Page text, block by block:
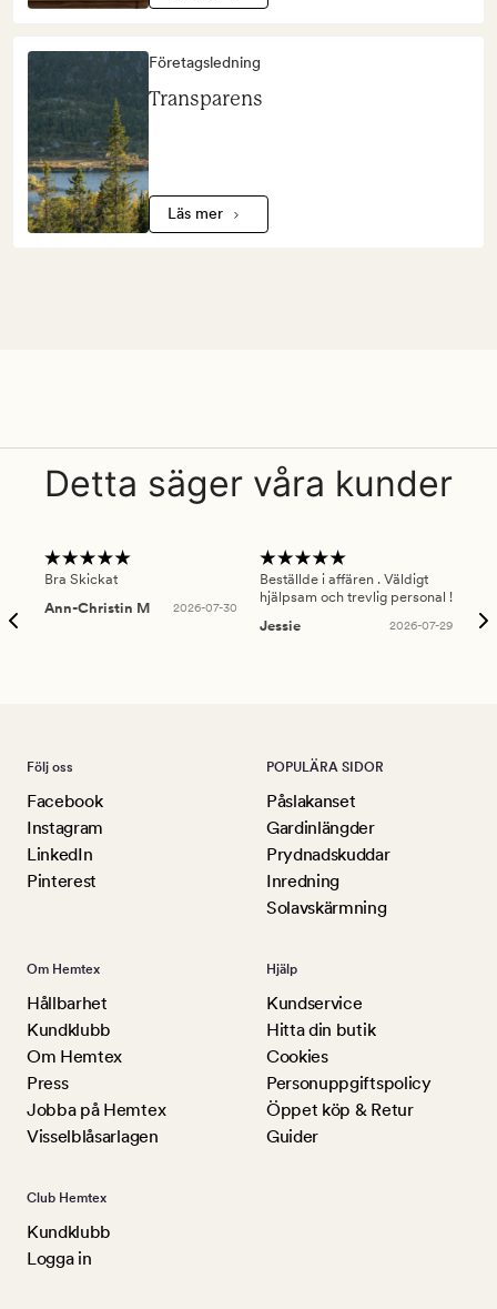
Företagsledning
Transparens
Läs mer
Detta säger våra kunder
Bra Skickat
Ann-Christin M
2026-07-30
Beställde i affären . Väldigt
hjälpsam och trevlig personal !
Jessie
2026-07-29
Följ oss
Facebook
Instagram
LinkedIn
Pinterest
POPULÄRA SIDOR
Påslakanset
Gardinlängder
Prydnadskuddar
Inredning
Solavskärmning
Om Hemtex
Hållbarhet
Kundklubb
Om Hemtex
Press
Jobba på Hemtex
Visselblåsarlagen
Hjälp
Kundservice
Hitta din butik
Cookies
Personuppgiftspolicy
Öppet köp & Retur
Guider
Club Hemtex
Kundklubb
Logga in